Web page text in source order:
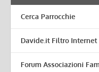
Cerca Parrocchie
Davide.it Filtro Internet
Forum Associazioni